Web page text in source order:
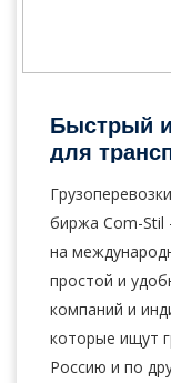
Быстрый
для
биржа Com-Stil
на
простой и
компаний и
которые ищут
Россию и по